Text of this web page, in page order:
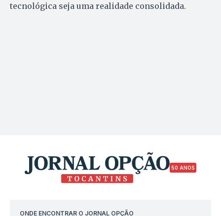
tecnológica seja uma realidade consolidada.
50 ANOS
ONDE ENCONTRAR O JORNAL OPÇÃO